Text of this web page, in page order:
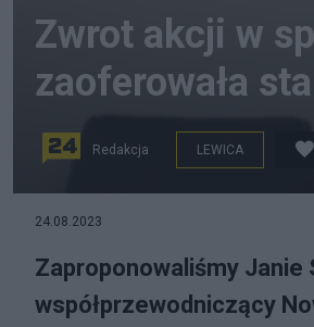
Zwrot akcji w
zaoferowała
Redakcja LEWICA
24.08.2023
Zaproponowaliśmy
współprzewodniczący